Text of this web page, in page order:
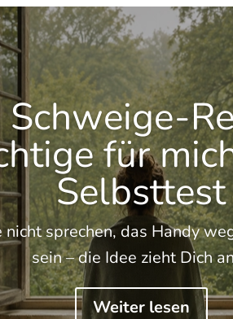
Schweige-
für
Selbsttest
nicht sprechen, das Handy
sein – die Idee zieht Dich
Weiter lesen